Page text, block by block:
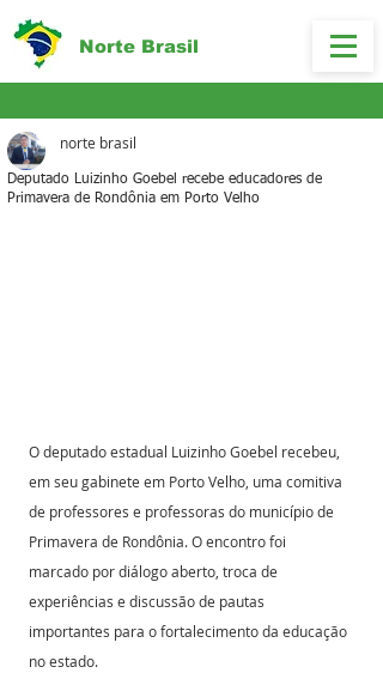
Norte Brasil
Deputado Luizinho Goebel recebe educadores de
Primavera de Rondônia em Porto Velho
norte brasil
O deputado estadual Luizinho Goebel recebeu,
em seu gabinete em Porto Velho, uma comitiva
de professores e professoras do município de
Primavera de Rondônia. O encontro foi
marcado por diálogo aberto, troca de
experiências e discussão de pautas
importantes para o fortalecimento da educação
no estado.